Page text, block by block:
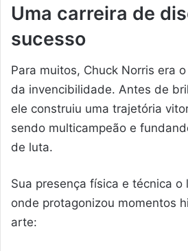
Uma carreira de
sucesso
Para muitos, Chuck Norris era
da invencibilidade. Antes de
ele construiu uma trajetória
sendo multicampeão e
de luta.
Sua presença física e técnica o
onde protagonizou momentos
arte: